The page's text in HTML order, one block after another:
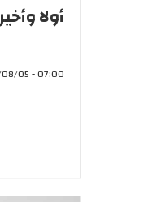
أولا
07:00 - 2026/08/05